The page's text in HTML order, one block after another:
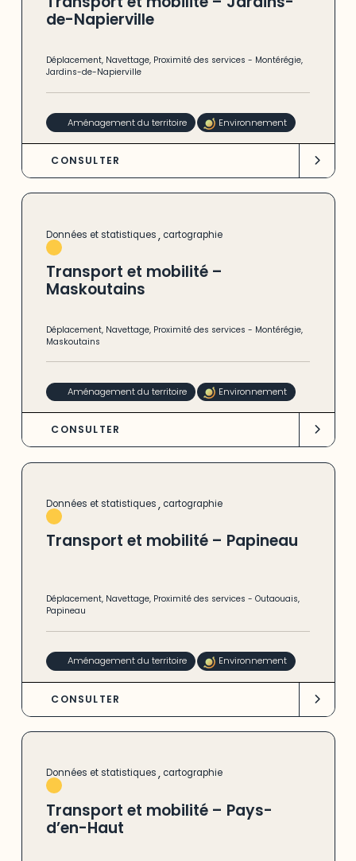
de-Napierville
Déplacement, Navettage, Proximité des services - Montérégie,
Jardins-de-Napierville
Aménagement du territoire Environnement
CONSULTER
Données et statistiques, cartographie
Transport et mobilité –
Maskoutains
Déplacement, Navettage, Proximité des services - Montérégie,
Maskoutains
Aménagement du territoire Environnement
CONSULTER
Données et statistiques, cartographie
Transport et mobilité – Papineau
Déplacement, Navettage, Proximité des services -Outaouais,
Papineau
Aménagement du territoire Environnement
CONSULTER
Données et statistiques, cartographie
Transport et mobilité – Pays-
d’en-Haut